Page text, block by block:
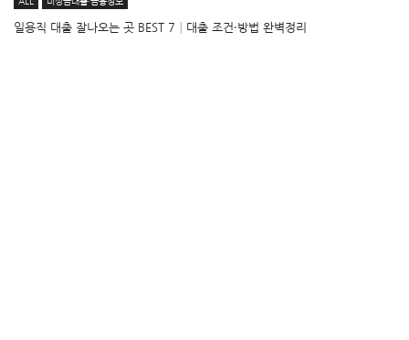
일용직 대출 잘나오는 곳 BEST 7│대출 조건·방법 완벽정리